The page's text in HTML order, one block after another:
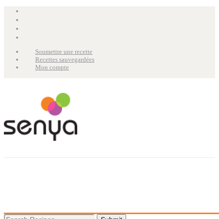
Soumettre une recette
Recettes sauvegardées
Mon compte